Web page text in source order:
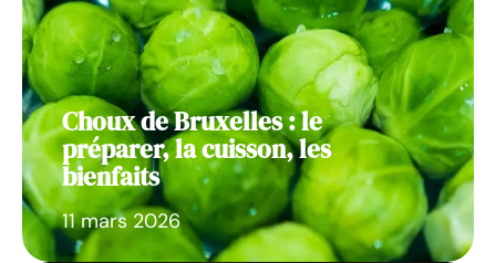
Choux de Bruxelles : le
préparer, la cuisson, les
bienfaits
11 mars 2026